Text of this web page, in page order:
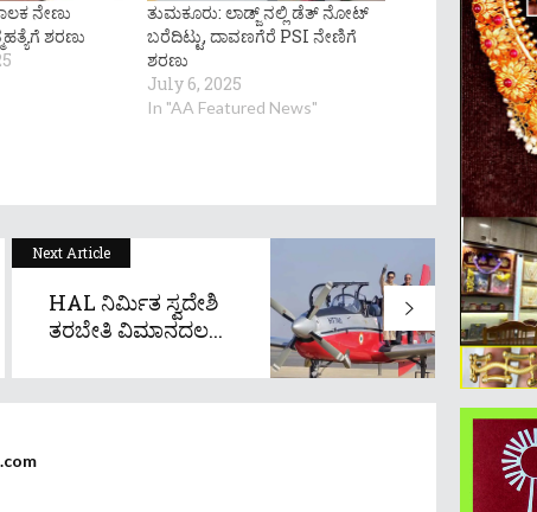
ನೇಣು
ಶರಣು
ತುಮಕೂರು: ಲಾಡ್ಜ್ ನಲ್ಲಿ ಡೆತ್ ನೋಟ್
ಬರೆದಿಟ್ಟು, ದಾವಣಗೆರೆ PSI ನೇಣಿಗೆ
ಶರಣು
July 6, 2025
In "AA Featured News"
Next Article
HAL ನಿರ್ಮಿತ ಸ್ವದೇಶಿ
ತರಬೇತಿ ವಿಮಾನದಲ...